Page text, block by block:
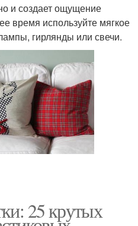
и создает ощущение
время используйте мягкое
гирлянды или свечи.
25 крутых